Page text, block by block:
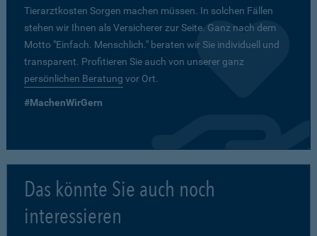
Tierarztkosten Sorgen machen müssen. In solchen Fällen
stehen wir Ihnen als Versicherer zur Seite. Ganz nach dem
Motto "Einfach. Menschlich." beraten wir Sie individuell und
transparent. Profitieren Sie auch von unserer ganz
persönlichen Beratung vor Ort.
#MachenWirGern
Das könnte Sie auch noch
interessieren